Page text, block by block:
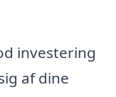
investering
af dine